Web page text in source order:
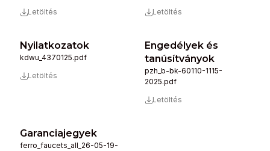
Letöltés
Letöltés
Nyilatkozatok
kdwu_4370125.pdf
Letöltés
Engedélyek és
tanúsítványok
pzh_b-bk-60110-1115-
2025.pdf
Letöltés
Garanciajegyek
ferro_faucets_all_26-05-19-